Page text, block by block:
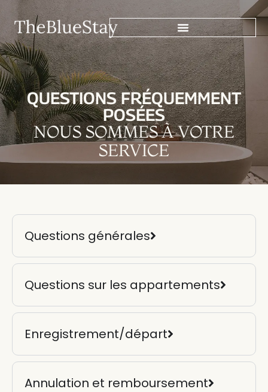
QUESTIONS FRÉQUEMMENT
POSÉES
NOUS SOMMES À VOTRE
SERVICE
Questions générales
Questions sur les appartements
Enregistrement/départ
Annulation et remboursement